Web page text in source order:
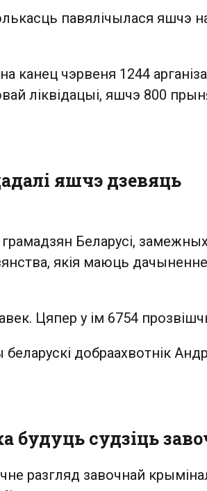
павялічылася яшчэ
канец чэрвеня 1244
ліквідацыі, яшчэ 800
яшчэ дзевяць
Беларусі,
якія маюць
Цяпер у ім 6754
добраахвотнік
будуць судзіць
разгляд завочнай